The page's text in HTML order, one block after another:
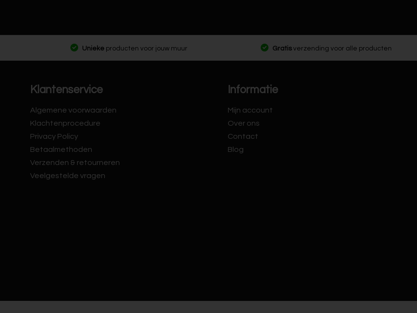
Unieke producten voor jouw muur Gratis verzending voor alle producten
Klantenservice
Algemene voorwaarden
Klachtenprocedure
Privacy Policy
Betaalmethoden
Verzenden & retourneren
Veelgestelde vragen
Informatie
Mijn account
Over ons
Contact
Blog